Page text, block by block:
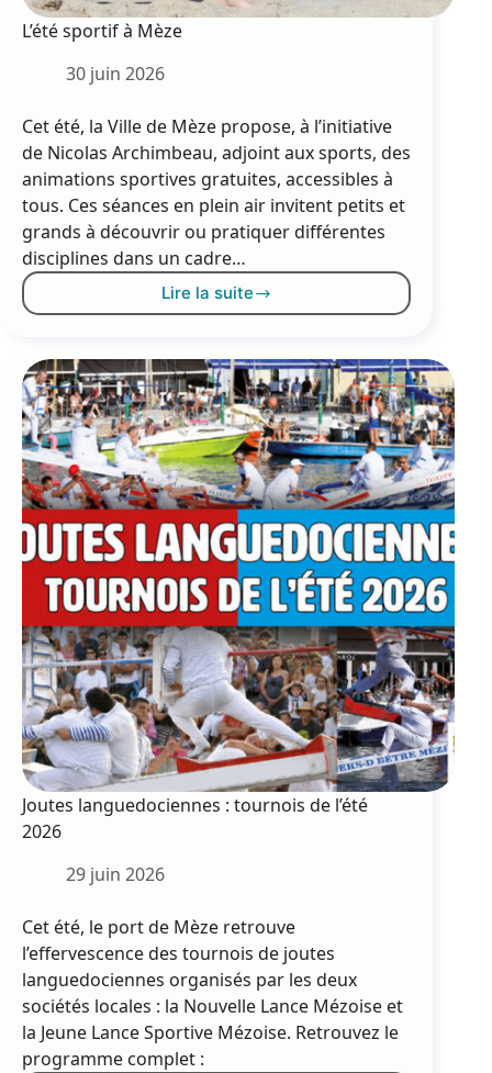
L’été sportif à Mèze
30 juin 2026
Cet été, la Ville de Mèze propose, à l’initiative
de Nicolas Archimbeau, adjoint aux sports, des
animations sportives gratuites, accessibles à
tous. Ces séances en plein air invitent petits et
grands à découvrir ou pratiquer différentes
disciplines dans un cadre…
Lire la suite
L’été
Mèze
Joutes languedociennes : tournois de l’été
2026
29 juin 2026
Cet été, le port de Mèze retrouve
l’effervescence des tournois de joutes
languedociennes organisés par les deux
sociétés locales : la Nouvelle Lance Mézoise et
la Jeune Lance Sportive Mézoise. Retrouvez le
programme complet :